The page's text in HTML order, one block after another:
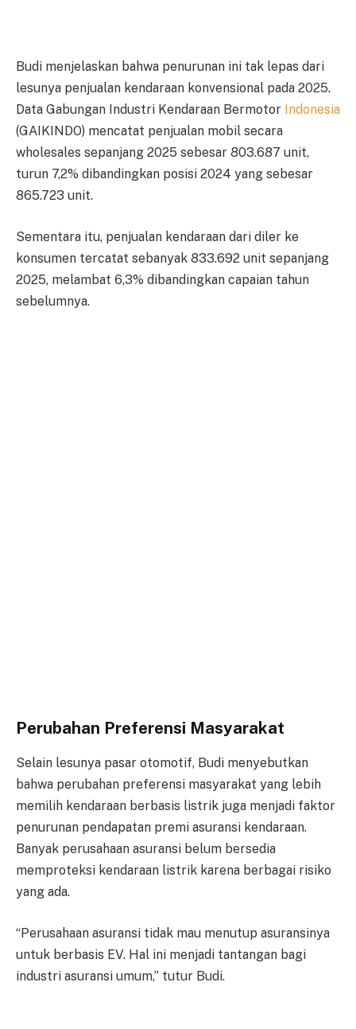
Budi menjelaskan bahwa penurunan ini tak lepas dari
lesunya penjualan kendaraan konvensional pada 2025.
Data Gabungan Industri Kendaraan Bermotor Indonesia
(GAIKINDO) mencatat penjualan mobil secara
wholesales sepanjang 2025 sebesar 803.687 unit,
turun 7,2% dibandingkan posisi 2024 yang sebesar
865.723 unit.
Sementara itu, penjualan kendaraan dari diler ke
konsumen tercatat sebanyak 833.692 unit sepanjang
2025, melambat 6,3% dibandingkan capaian tahun
sebelumnya.
Perubahan Preferensi Masyarakat
Selain lesunya pasar otomotif, Budi menyebutkan
bahwa perubahan preferensi masyarakat yang lebih
memilih kendaraan berbasis listrik juga menjadi faktor
penurunan pendapatan premi asuransi kendaraan.
Banyak perusahaan asuransi belum bersedia
memproteksi kendaraan listrik karena berbagai risiko
yang ada.
“Perusahaan asuransi tidak mau menutup asuransinya
untuk berbasis EV. Hal ini menjadi tantangan bagi
industri asuransi umum,” tutur Budi.